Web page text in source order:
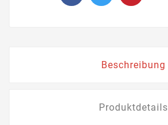
Beschreibung
Produktdetails